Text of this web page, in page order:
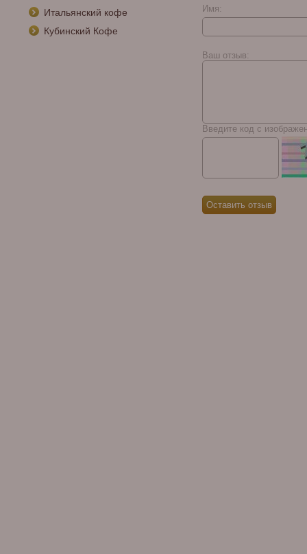
Итальянский кофе
Кубинский Кофе
Имя:
Ваш отзыв:
Введите код с